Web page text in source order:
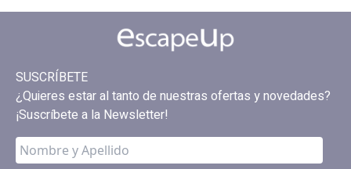
SUSCRÍBETE
¿Quieres estar al tanto de nuestras ofertas y novedades?
¡Suscríbete a la Newsletter!